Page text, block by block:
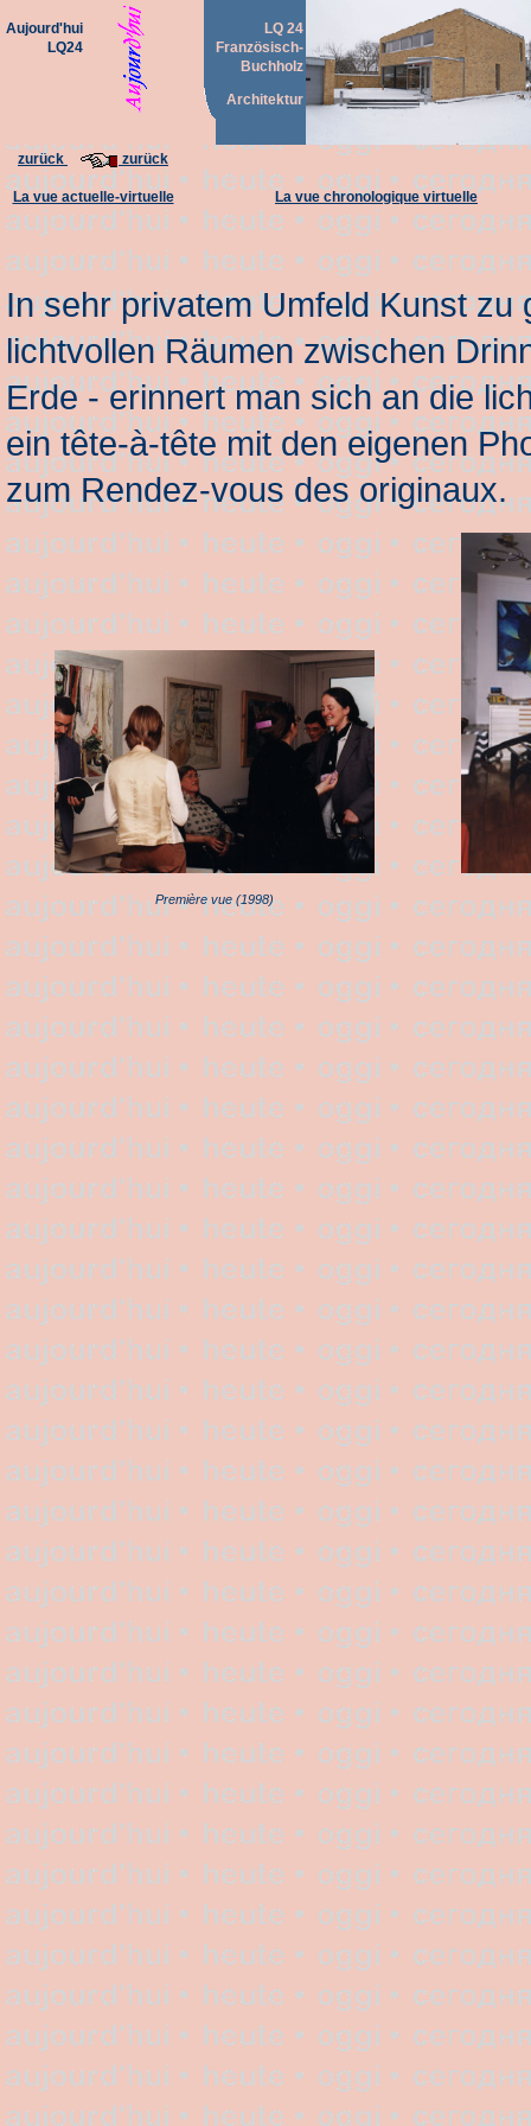
Aujourd'hui
LQ24
LQ 24
Französisch-
Buchholz
Architektur
zurück zurück
La vue actuelle-virtuelle La vue chronologique virtuelle
In sehr privatem Umfeld Kunst
lichtvollen Räumen zwischen
Erde - erinnert man sich an die
ein tête-à-tête mit den eigenen
zum Rendez-vous des originaux.
Première vue (1998)